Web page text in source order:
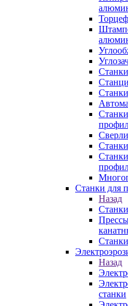
Станки для
Назад
Назад
станки